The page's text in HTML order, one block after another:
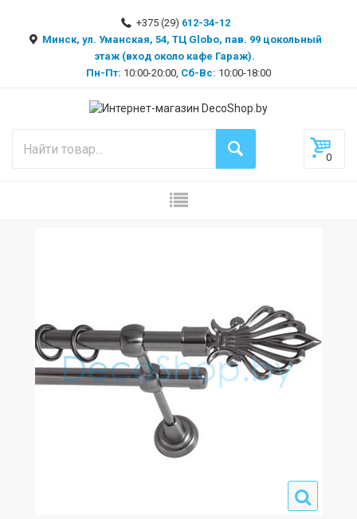
+375 (29) 612-34-12
Минск, ул. Уманская, 54, ТЦ Globo, пав. 99 цокольный
этаж (вход около кафе Гараж).
Пн-Пт: 10:00-20:00, Сб-Вс: 10:00-18:00
0